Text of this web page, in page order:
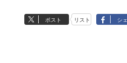
ポスト リスト シ